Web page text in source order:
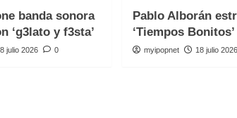
banda sonora
‘g3lato y f3sta’
julio 2026 0
Pablo Alborán
‘Tiempos Bonitos’
myipopnet 18 julio 2026